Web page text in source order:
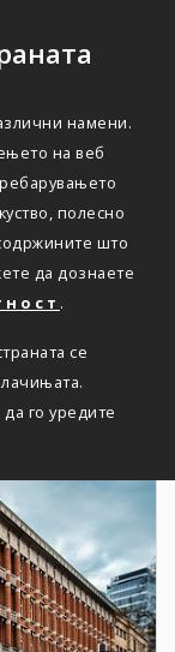
намени.
на веб
полесно
што
да дознаете
.
се
го уредите